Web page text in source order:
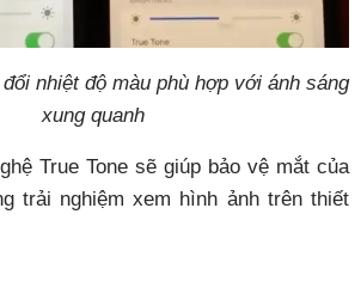
nhiệt độ màu phù hợp với ánh sáng
xung quanh
True Tone sẽ giúp bảo vệ mắt của
trải nghiệm xem hình ảnh trên thiết